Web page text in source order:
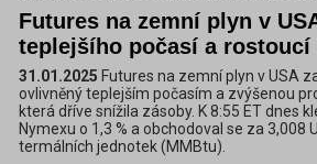
Futures na zemní plyn v
teplejšího počasí a rostoucí
31.01.2025 Futures na zemní plyn v USA
ovlivněný teplejším počasím a zvýšenou
která dříve snížila zásoby. K 8:55 ET dnes
Nymexu o 1,3 % a obchodoval se za 3,008
termálních jednotek (MMBtu).